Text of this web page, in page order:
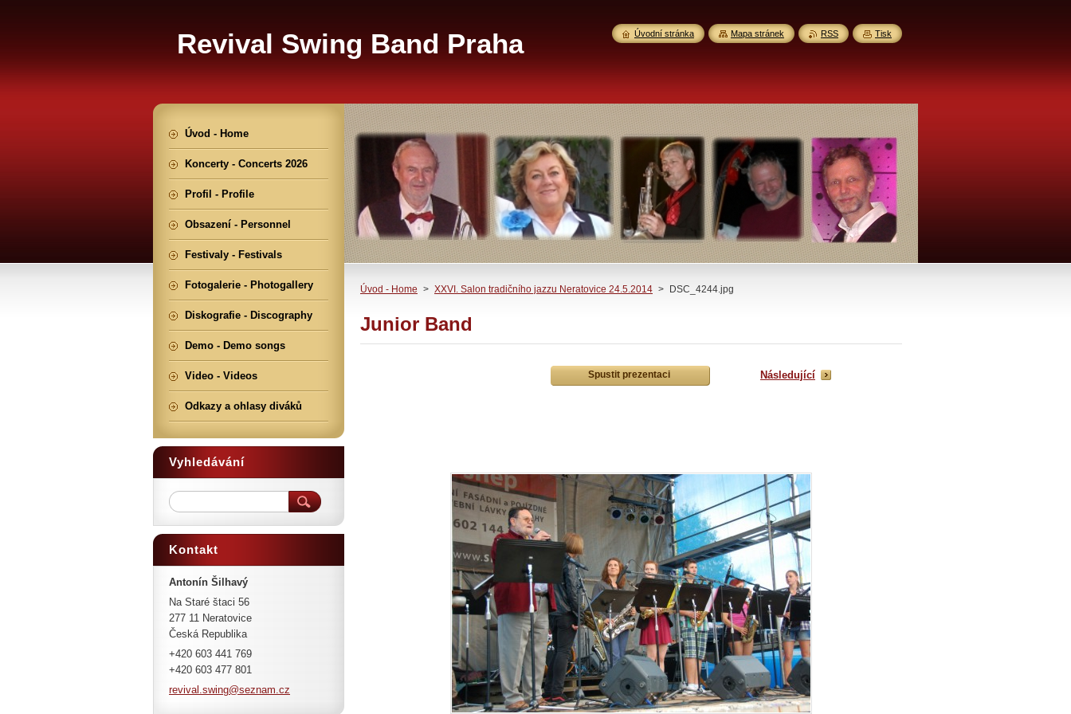
Revival Swing Band Praha
Úvod - Home > XXVI. Salon tradičního jazzu Neratovice 24.5.2014 > DSC_4244.jpg
Junior Band
Spustit prezentaci Následující
Úvod - Home
Koncerty - Concerts 2026
Profil - Profile
Obsazení - Personnel
Festivaly - Festivals
Fotogalerie - Photogallery
Diskografie - Discography
Demo - Demo songs
Video - Videos
Odkazy a ohlasy diváků
Vyhledávání
Kontakt
Antonín Šilhavý
Na Staré štaci 56
277 11 Neratovice
Česká Republika
+420 603 441 769
+420 603 477 801
revival.swing@seznam.cz
Úvodní stránka Mapa stránek RSS Tisk